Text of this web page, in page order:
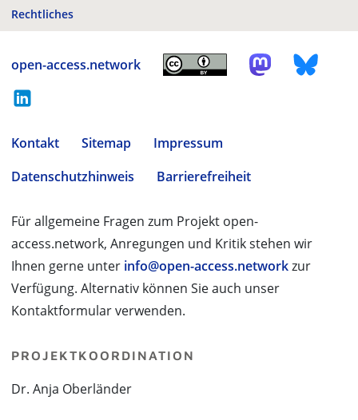
Rechtliches
open-access.network
Kontakt Sitemap
Impressum
Datenschutzhinweis
Barrierefreiheit
Für allgemeine Fragen zum Projekt open-
access.network, Anregungen und Kritik stehen wir
Ihnen gerne unter info@open-access.networkzur
Verfügung. Alternativ können Sie auch unser
Kontaktformular verwenden.
PROJEKTKOORDINATION
Dr. Anja Oberländer